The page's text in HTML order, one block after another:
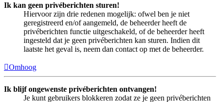
Ik kan geen privéberichten sturen!
Hiervoor zijn drie redenen mogelijk: ofwel ben je niet
geregistreerd en/of aangemeld, de beheerder heeft de
privéberichten functie uitgeschakeld, of de beheerder heeft
ingesteld dat je geen privéberichten kan sturen. Indien dit
laatste het geval is, neem dan contact op met de beheerder.
Omhoog
Ik blijf ongewenste privéberichten ontvangen!
Je kunt gebruikers blokkeren zodat ze je geen privéberichten